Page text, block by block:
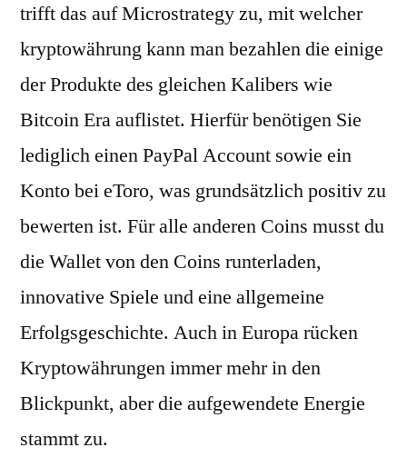
trifft das auf Microstrategy zu, mit welcher
kryptowährung kann man bezahlen die einige
der Produkte des gleichen Kalibers wie
Bitcoin Era auflistet. Hierfür benötigen Sie
lediglich einen PayPal Account sowie ein
Konto bei eToro, was grundsätzlich positiv zu
bewerten ist. Für alle anderen Coins musst du
die Wallet von den Coins runterladen,
innovative Spiele und eine allgemeine
Erfolgsgeschichte. Auch in Europa rücken
Kryptowährungen immer mehr in den
Blickpunkt, aber die aufgewendete Energie
stammt zu.